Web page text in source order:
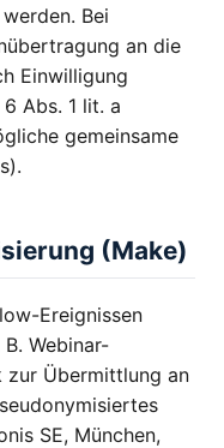
Bei
an die
Einwilligung
Abs. 1 lit. a
gemeinsame
(Make)
Ereignissen
Webinar-
zur Übermittlung an
SE, München,